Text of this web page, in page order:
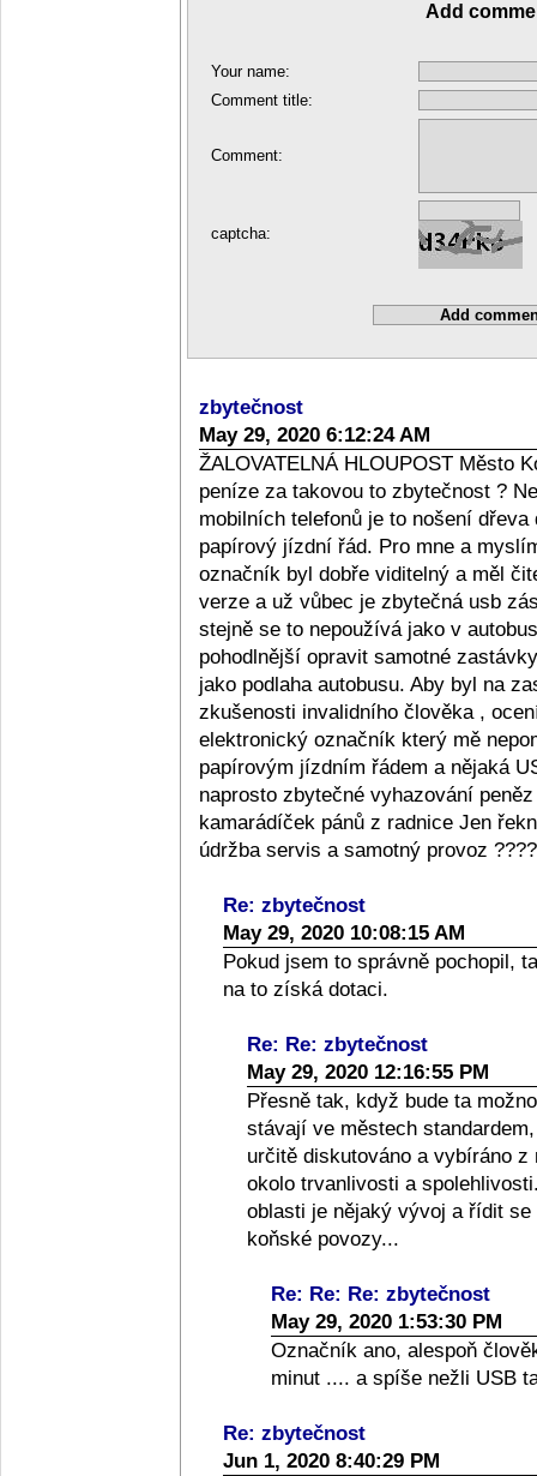
Add
Your name:
Comment title:
Comment:
captcha:
zbytečnost
May 29, 2020 6:12:24 AM
ŽALOVATELNÁ HLOUPOST Město
peníze za takovou to zbytečnost ?
mobilních telefonů je to nošení
papírový jízdní řád. Pro mne a
označník byl dobře viditelný a měl
verze a už vůbec je zbytečná usb
stejně se to nepoužívá jako v
pohodlnější opravit samotné
jako podlaha autobusu. Aby byl na
zkušenosti invalidního člověka ,
elektronický označník který mě
papírovým jízdním řádem a nějaká
naprosto zbytečné vyhazování
kamarádíček pánů z radnice Jen
údržba servis a samotný provoz ????
Re: zbytečnost
May 29, 2020 10:08:15 AM
Pokud jsem to správně pochopil,
na to získá dotaci.
Re: Re: zbytečnost
May 29, 2020 12:16:55 PM
Přesně tak, když bude ta
stávají ve městech
určitě diskutováno a vybíráno
okolo trvanlivosti a
oblasti je nějaký vývoj a řídit
koňské povozy...
Re: Re: Re: zbytečnost
May 29, 2020 1:53:30 PM
Označník ano, alespoň
minut .... a spíše nežli USB
Re: zbytečnost
Jun 1, 2020 8:40:29 PM